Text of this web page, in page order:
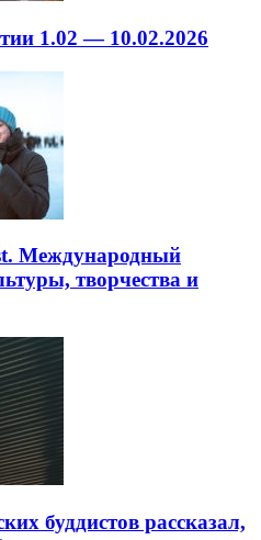
1.02 — 10.02.2026
Международный
творчества и
буддистов рассказал,